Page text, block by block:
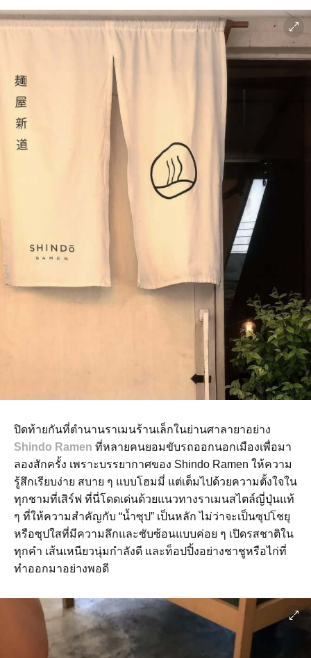
ปิดท้ายกันที่ตำนานราเมนร้านเล็กในย่านศาลายาอย่าง
Shindo Ramen ที่หลายคนยอมขับรถออกนอกเมืองเพื่อมา
ลองสักครั้ง เพราะบรรยากาศของ Shindo Ramen ให้ความ
รู้สึกเรียบง่าย สบาย ๆ แบบโฮมมี่ แต่เต็มไปด้วยความตั้งใจใน
ทุกชามที่เสิร์ฟ ที่นี่โดดเด่นด้วยแนวทางราเมนสไตล์ญี่ปุ่นแท้
ๆ ที่ให้ความสำคัญกับ “น้ำซุป” เป็นหลัก ไม่ว่าจะเป็นซุปโชยุ
หรือซุปใสที่มีความลึกและซับซ้อนแบบค่อย ๆ เปิดรสชาติใน
ทุกคำ เส้นเหนียวนุ่มกำลังดี และท็อปปิ้งอย่างชาชูหรือไก่ที่
ทำออกมาอย่างพอดี